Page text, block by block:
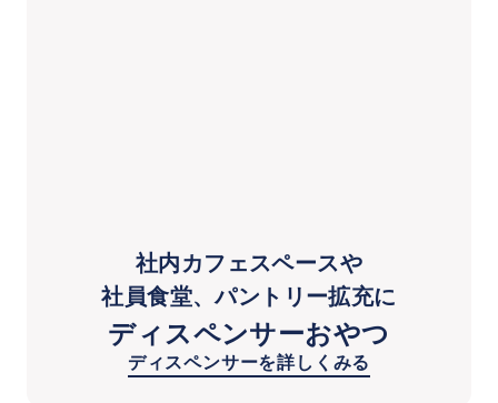
社内カフェスペースや
社員食堂、パントリー拡充に
ディスペンサーおやつ
ディスペンサーを詳しくみる